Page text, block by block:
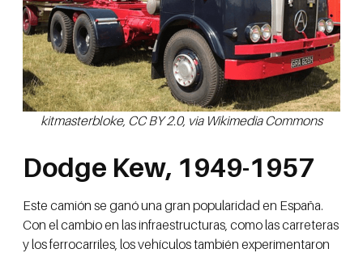
kitmasterbloke, CC BY 2.0, via Wikimedia Commons
Dodge Kew, 1949-1957
Este camión se ganó una gran popularidad en España.
Con el cambio en las infraestructuras, como las carreteras
y los ferrocarriles, los vehículos también experimentaron